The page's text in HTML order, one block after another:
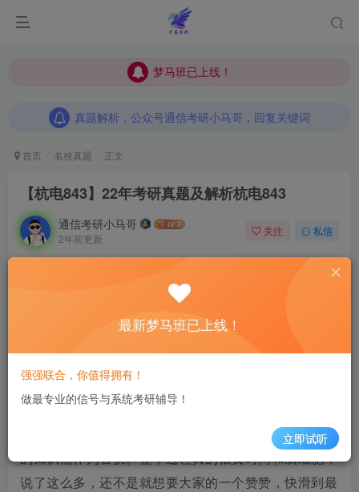
梦马班已上线！
梦马班已上线！
真题解析，公众号通信考研小马哥，回复关键词
真题解析，公众号通信考研小马哥，回复关键词
首页 名校真题 正文
【杭电843】22年考研真题及解析杭电843
通信考研小马哥
2年前更新
关注 私信
12 610 14
第48套22年信号考研真题
的22真题，这套真题我陆续收到了几位同学
发我的回忆版，但就算是结合了几份回忆版，还是有一
就只能根据这几个字进行题目的还原。首先会思考可能
的考点有哪些，全部罗列出来，再结合这所院校的考纲
和参考教材，从中选出我认为最有可能考察的、最重要
的知识点作为替换。整个过程真的很费时间和脑细胞，
说了这么多，还不是就想要大家的一个赞赞，快滑到最
最新梦马班已上线！
强强联合，你值得拥有！
做最专业的信号与系统考研辅导！
立即试听